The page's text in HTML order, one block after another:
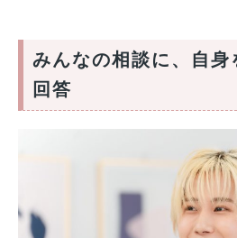
みんなの相談に、自身
回答